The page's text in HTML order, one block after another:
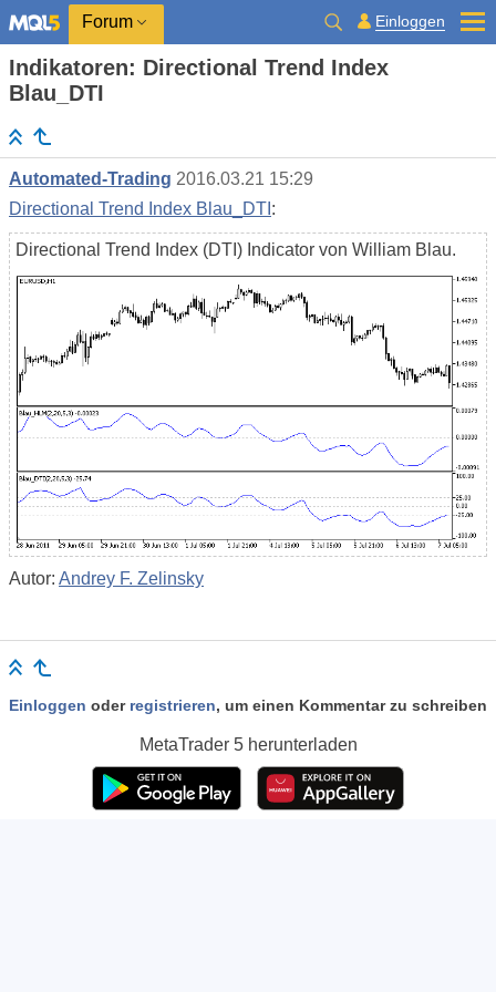
Forum Einloggen
Indikatoren: Directional Trend Index
Blau_DTI
Automated-Trading 2016.03.21 15:29
Directional Trend Index Blau_DTI :
Directional Trend Index (DTI) Indicator von William Blau.
Autor: Andrey F. Zelinsky
Einloggen oder registrieren, um einen Kommentar zu schreiben
MetaTrader 5herunterladen